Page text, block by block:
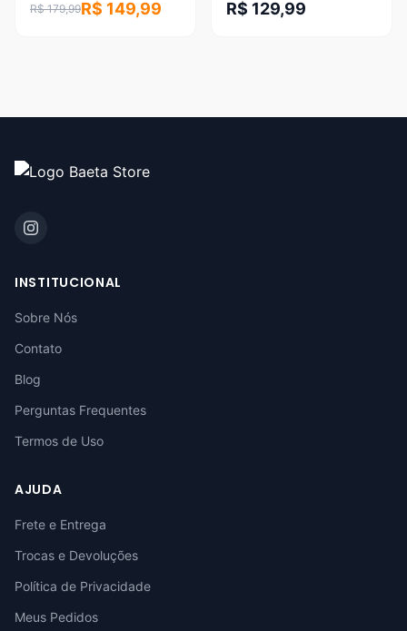
R$ 179,99R$ 149,99 R$ 129,99
INSTITUCIONAL
Sobre Nós
Contato
Blog
Perguntas Frequentes
Termos de Uso
AJUDA
Frete e Entrega
Trocas e Devoluções
Política de Privacidade
Meus Pedidos